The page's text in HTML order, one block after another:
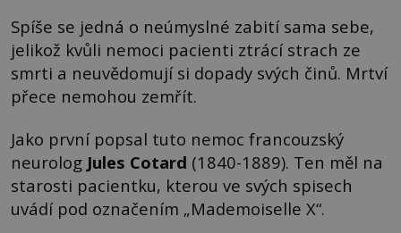
Spíše se jedná o neúmyslné zabití sama sebe,
jelikož kvůli nemoci pacienti ztrácí strach ze
smrti a neuvědomují si dopady svých činů. Mrtví
přece nemohou zemřít.
Jako první popsal tuto nemoc francouzský
neurolog Jules Cotard (1840-1889). Ten měl na
starosti pacientku, kterou ve svých spisech
uvádí pod označením „Mademoiselle X“.